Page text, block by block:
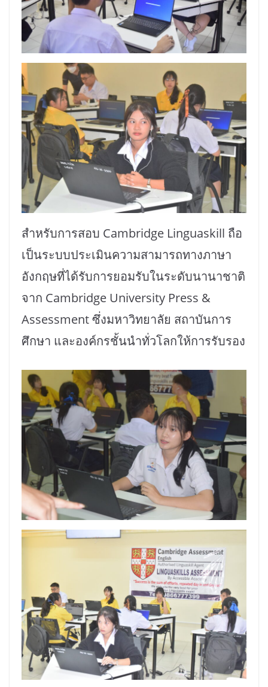
สำหรับการสอบ Cambridge Linguaskill ถือ
เป็นระบบประเมินความสามารถทางภาษา
อังกฤษที่ได้รับการยอมรับในระดับนานาชาติ
จาก Cambridge University Press &
Assessment ซึ่งมหาวิทยาลัย สถาบันการ
ศึกษา และองค์กรชั้นนำทั่วโลกให้การรับรอง